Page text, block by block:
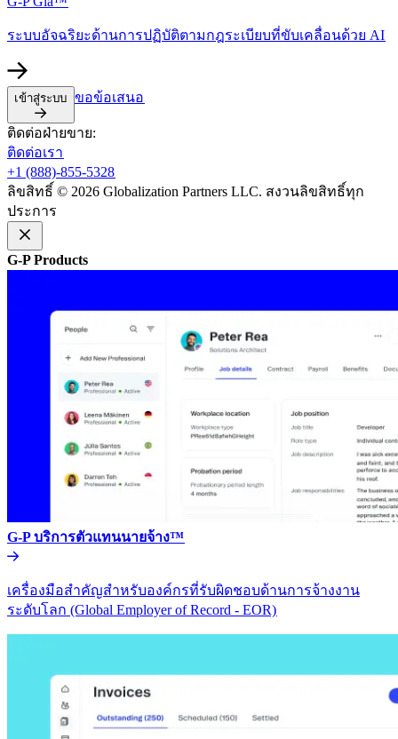
ระบบอัจฉริยะด้านการปฏิบัติตามกฎระเบียบที่ขับเคลื่อนด้วย AI​​
เข้าสู่ระบบ​​ ขอข้อเสนอ​​
ติดต่อฝ่ายขาย:​​
ติดต่อเรา​​
+1 (888)-855-5328​​
ลิขสิทธิ์ © 2026 Globalization Partners LLC. สงวนลิขสิทธิ์ทุก
ประการ​​
G-P Products​​
G-P บริการตัวแทนนายจ้าง™​​
เครื่องมือสำคัญสำหรับองค์กรที่รับผิดชอบด้านการจ้างงาน
ระดับโลก (Global Employer of Record - EOR)​​